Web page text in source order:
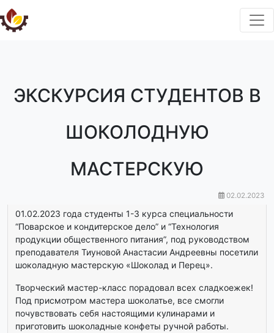
ЭКСКУРСИЯ СТУДЕНТОВ В
ШОКОЛОДНУЮ
МАСТЕРСКУЮ
02.02.2023
01.02.2023 года студенты 1-3 курса специальности
“Поварское и кондитерское дело” и “Технология
продукции общественного питания”, под руководством
преподавателя Тиуновой Анастасии Андреевны посетили
шоколадную мастерскую «Шоколад и Перец».
Творческий мастер-класс порадовал всех сладкоежек!
Под присмотром мастера шоколатье, все смогли
почувствовать себя настоящими кулинарами и
приготовить шоколадные конфеты ручной работы.